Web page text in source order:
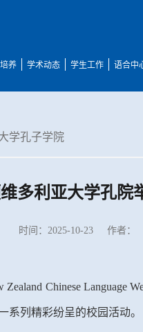
养 学术动态 学生工作 语合中
学孔子学院
多利亚大学孔院
时间：2025-10-23 作者：
Zealand Chinese Language
系列精彩纷呈的校园活动。